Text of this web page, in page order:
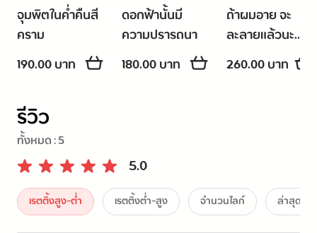
จุมพิตในค่ำคืนสี
คราม
190.00 บาท
ดอกฟ้านั้นมี
ความปรารถนา
180.00 บาท
ถ้าผมอาย จะ
ละลายแล้วนะ
เล่ม 2
260.00 บาท
รีวิว
ทั้งหมด :5
5.0
เรตติ้งสูง-ต่ำ เรตติ้งต่ำ-สูง จำนวนไลก์ ล่าสุด